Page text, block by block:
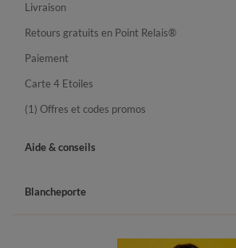
Livraison
Retours gratuits en Point Relais®
Paiement
Carte 4 Etoiles
(1) Offres et codes promos
Aide & conseils
Blancheporte